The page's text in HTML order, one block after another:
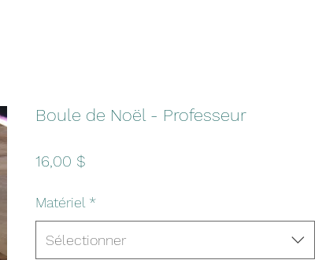
Boule de Noël - Professeur
16,00 $
Matériel *
Sélectionner